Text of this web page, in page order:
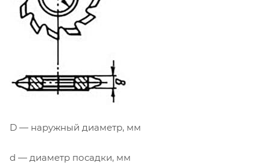
D — наружный диаметр, мм
d — диаметр посадки, мм